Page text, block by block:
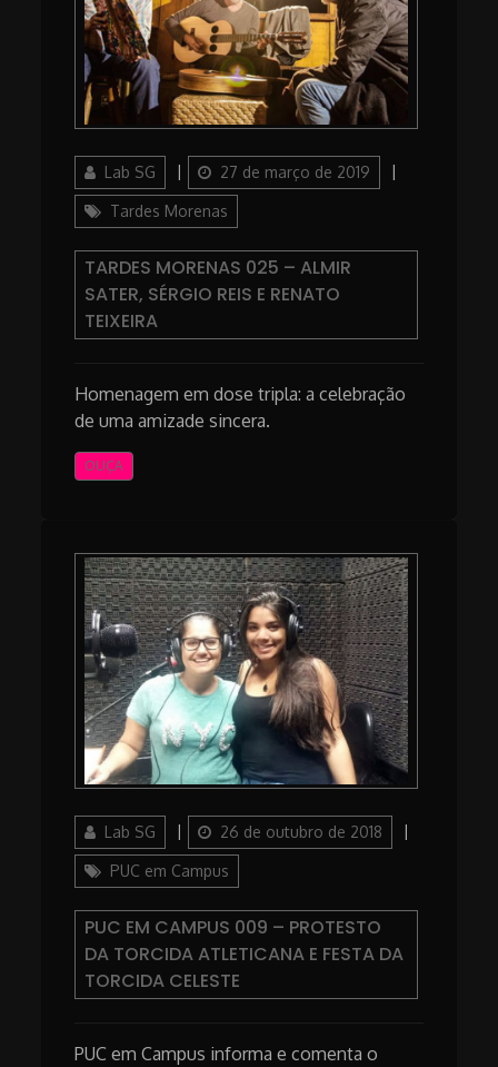
AuthorLab SG
Posted
on
27 de março de 2019
Tardes Morenas
TARDES MORENAS 025 – ALMIR
SATER, SÉRGIO REIS E RENATO
TEIXEIRA
Homenagem em dose tripla: a celebração
de uma amizade sincera.
OUÇA
AuthorLab SG
Posted
on
26 de outubro de 2018
PUC em Campus
PUC EM CAMPUS 009 – PROTESTO
DA TORCIDA ATLETICANA E FESTA DA
TORCIDA CELESTE
PUC em Campus informa e comenta o